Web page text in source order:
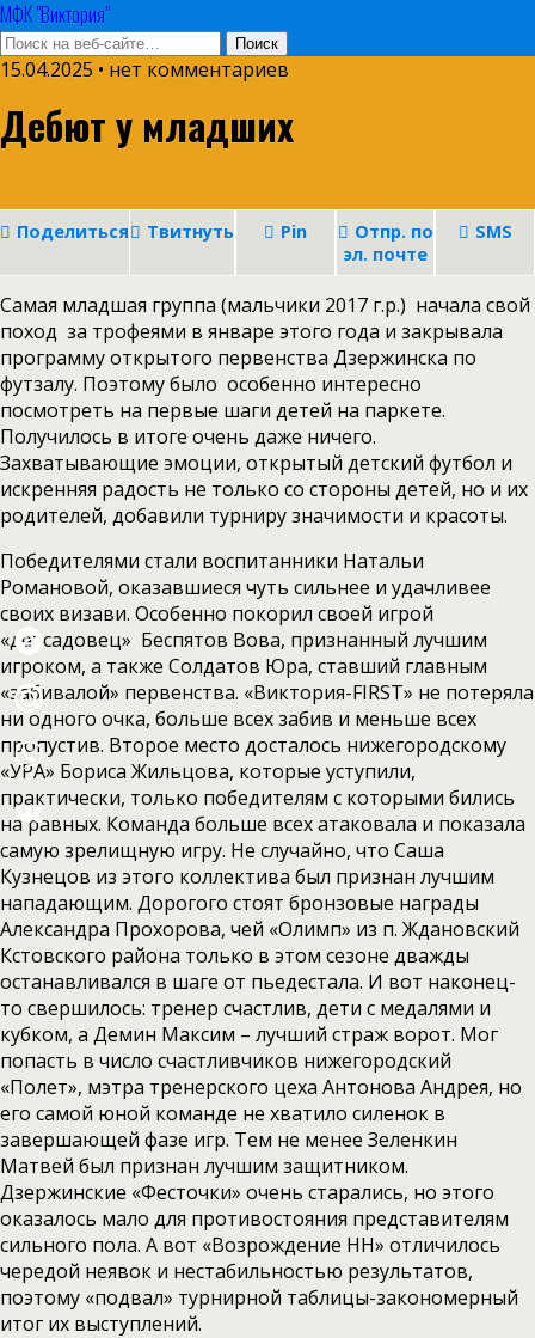
МФК "Виктория"
15.04.2025 • нет комментариев
Дебют у младших
Поделиться Твитнуть Pin
Отпр. по
эл. почте
SMS
Самая младшая группа (мальчики 2017 г.р.) начала свой
поход за трофеями в январе этого года и закрывала
программу открытого первенства Дзержинска по
футзалу. Поэтому было особенно интересно
посмотреть на первые шаги детей на паркете.
Получилось в итоге очень даже ничего.
Захватывающие эмоции, открытый детский футбол и
искренняя радость не только со стороны детей, но и их
родителей, добавили турниру значимости и красоты.
Победителями стали воспитанники Натальи
Романовой, оказавшиеся чуть сильнее и удачливее
своих визави. Особенно покорил своей игрой
«детсадовец» Беспятов Вова, признанный лучшим
игроком, а также Солдатов Юра, ставший главным
«забивалой» первенства. «Виктория-FIRST» не потеряла
ни одного очка, больше всех забив и меньше всех
пропустив. Второе место досталось нижегородскому
«УРА» Бориса Жильцова, которые уступили,
практически, только победителям с которыми бились
на равных. Команда больше всех атаковала и показала
самую зрелищную игру. Не случайно, что Саша
Кузнецов из этого коллектива был признан лучшим
нападающим. Дорогого стоят бронзовые награды
Александра Прохорова, чей «Олимп» из п. Ждановский
Кстовского района только в этом сезоне дважды
останавливался в шаге от пьедестала. И вот наконец-
то свершилось: тренер счастлив, дети с медалями и
кубком, а Демин Максим – лучший страж ворот. Мог
попасть в число счастливчиков нижегородский
«Полет», мэтра тренерского цеха Антонова Андрея, но
его самой юной команде не хватило силенок в
завершающей фазе игр. Тем не менее Зеленкин
Матвей был признан лучшим защитником.
Дзержинские «Фесточки» очень старались, но этого
оказалось мало для противостояния представителям
сильного пола. А вот «Возрождение НН» отличилось
чередой неявок и нестабильностью результатов,
поэтому «подвал» турнирной таблицы-закономерный
итог их выступлений.